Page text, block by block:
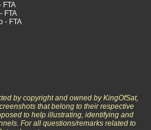
FTA
FTA
- FTA
by copyright and owned by KingOfSat,
that belong to their respective
to help illustrating, identifying and
For all questions/remarks related to